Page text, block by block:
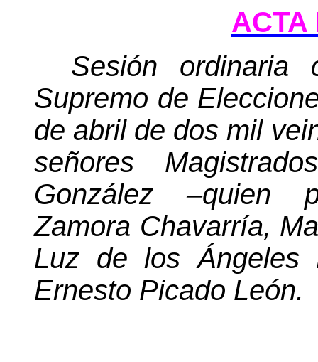
ACTA
Sesión ordinaria
Supremo de
de abril de dos mil
señores
González –quien
Zamora Chavarría,
Luz de los Ángeles
Ernesto Picado León.